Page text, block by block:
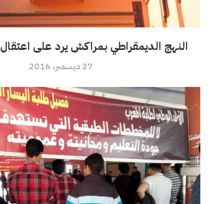
النهج الديمقراطي بمراكش يرد على اعتقال 3 من مناضليه
27 ديسمبر، 2016